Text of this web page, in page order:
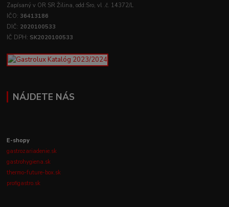
Zapísaný v OR SR Žilina, odd:Sro, vl .č. 14372/L
IČO: 36413186
DIČ: 2020100533
IČ DPH: SK2020100533
NÁJDETE NÁS
E-shopy
gastrozariadenie.sk
gastrohygiena.sk
thermo-future-box.sk
profigastro.sk